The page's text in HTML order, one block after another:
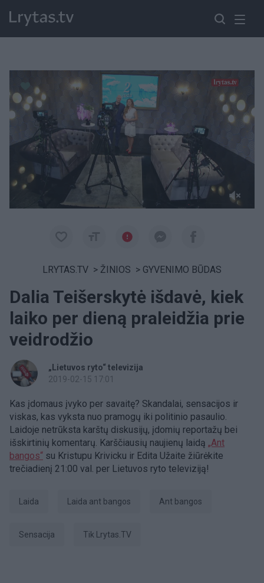
Paremkite Ukrainą
LRYTAS.TV > ŽINIOS > GYVENIMO BŪDAS
Dalia Teišerskytė išdavė, kiek
laiko per dieną praleidžia prie
veidrodžio
„Lietuvos ryto“ televizija
2019-02-15 17:01
Kas įdomaus įvyko per savaitę? Skandalai, sensacijos ir
viskas, kas vyksta nuo pramogų iki politinio pasaulio.
Laidoje netrūksta karštų diskusijų, įdomių reportažų bei
išskirtinių komentarų. Karščiausių naujienų laidą „Ant
bangos“ su Kristupu Krivicku ir Edita Užaite žiūrėkite
trečiadienį 21:00 val. per Lietuvos ryto televiziją!
laida Laida ant bangos ant bangos
sensacija tik Lrytas.TV